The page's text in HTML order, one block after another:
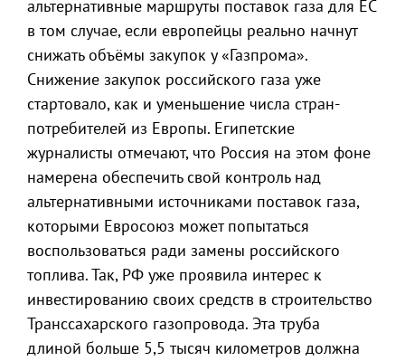
альтернативные маршруты поставок газа для ЕС
в том случае, если европейцы реально начнут
снижать объёмы закупок у «Газпрома».
Снижение закупок российского газа уже
стартовало, как и уменьшение числа стран-
потребителей из Европы. Египетские
журналисты отмечают, что Россия на этом фоне
намерена обеспечить свой контроль над
альтернативными источниками поставок газа,
которыми Евросоюз может попытаться
воспользоваться ради замены российского
топлива. Так, РФ уже проявила интерес к
инвестированию своих средств в строительство
Транссахарского газопровода. Эта труба
длиной больше 5,5 тысяч километров должна